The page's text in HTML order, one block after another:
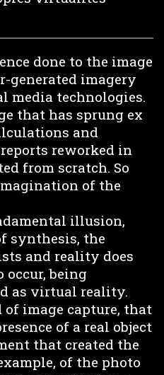
done to the image
generated imagery
media technologies.
that has sprung ex
and
reworked in
from scratch. So
of the
illusion,
synthesis, the
and reality does
occur, being
as virtual reality.
image capture, that
of a real object
that created the
of the photo